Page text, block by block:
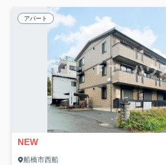
アパート
NEW
船橋市西船